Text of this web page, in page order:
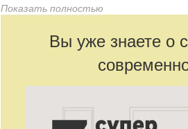
?лтты? Біры??ай
О?ушылар?а ?леуметтік-
шін е? ма?ы?ды м?селе-о?ушыларды?
Показать полностью
Вы уже знаете о